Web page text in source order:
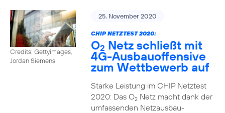
Credits: Gettyimages,
Jordan Siemens
25. November 2020
CHIP NETZTEST 2020:
O2 Netz schließt mit
4G-Ausbauoffensive
zum Wettbewerb auf
Starke Leistung im CHIP Netztest
2020: Das O2Netz macht dank der
umfassenden Netzausbau-